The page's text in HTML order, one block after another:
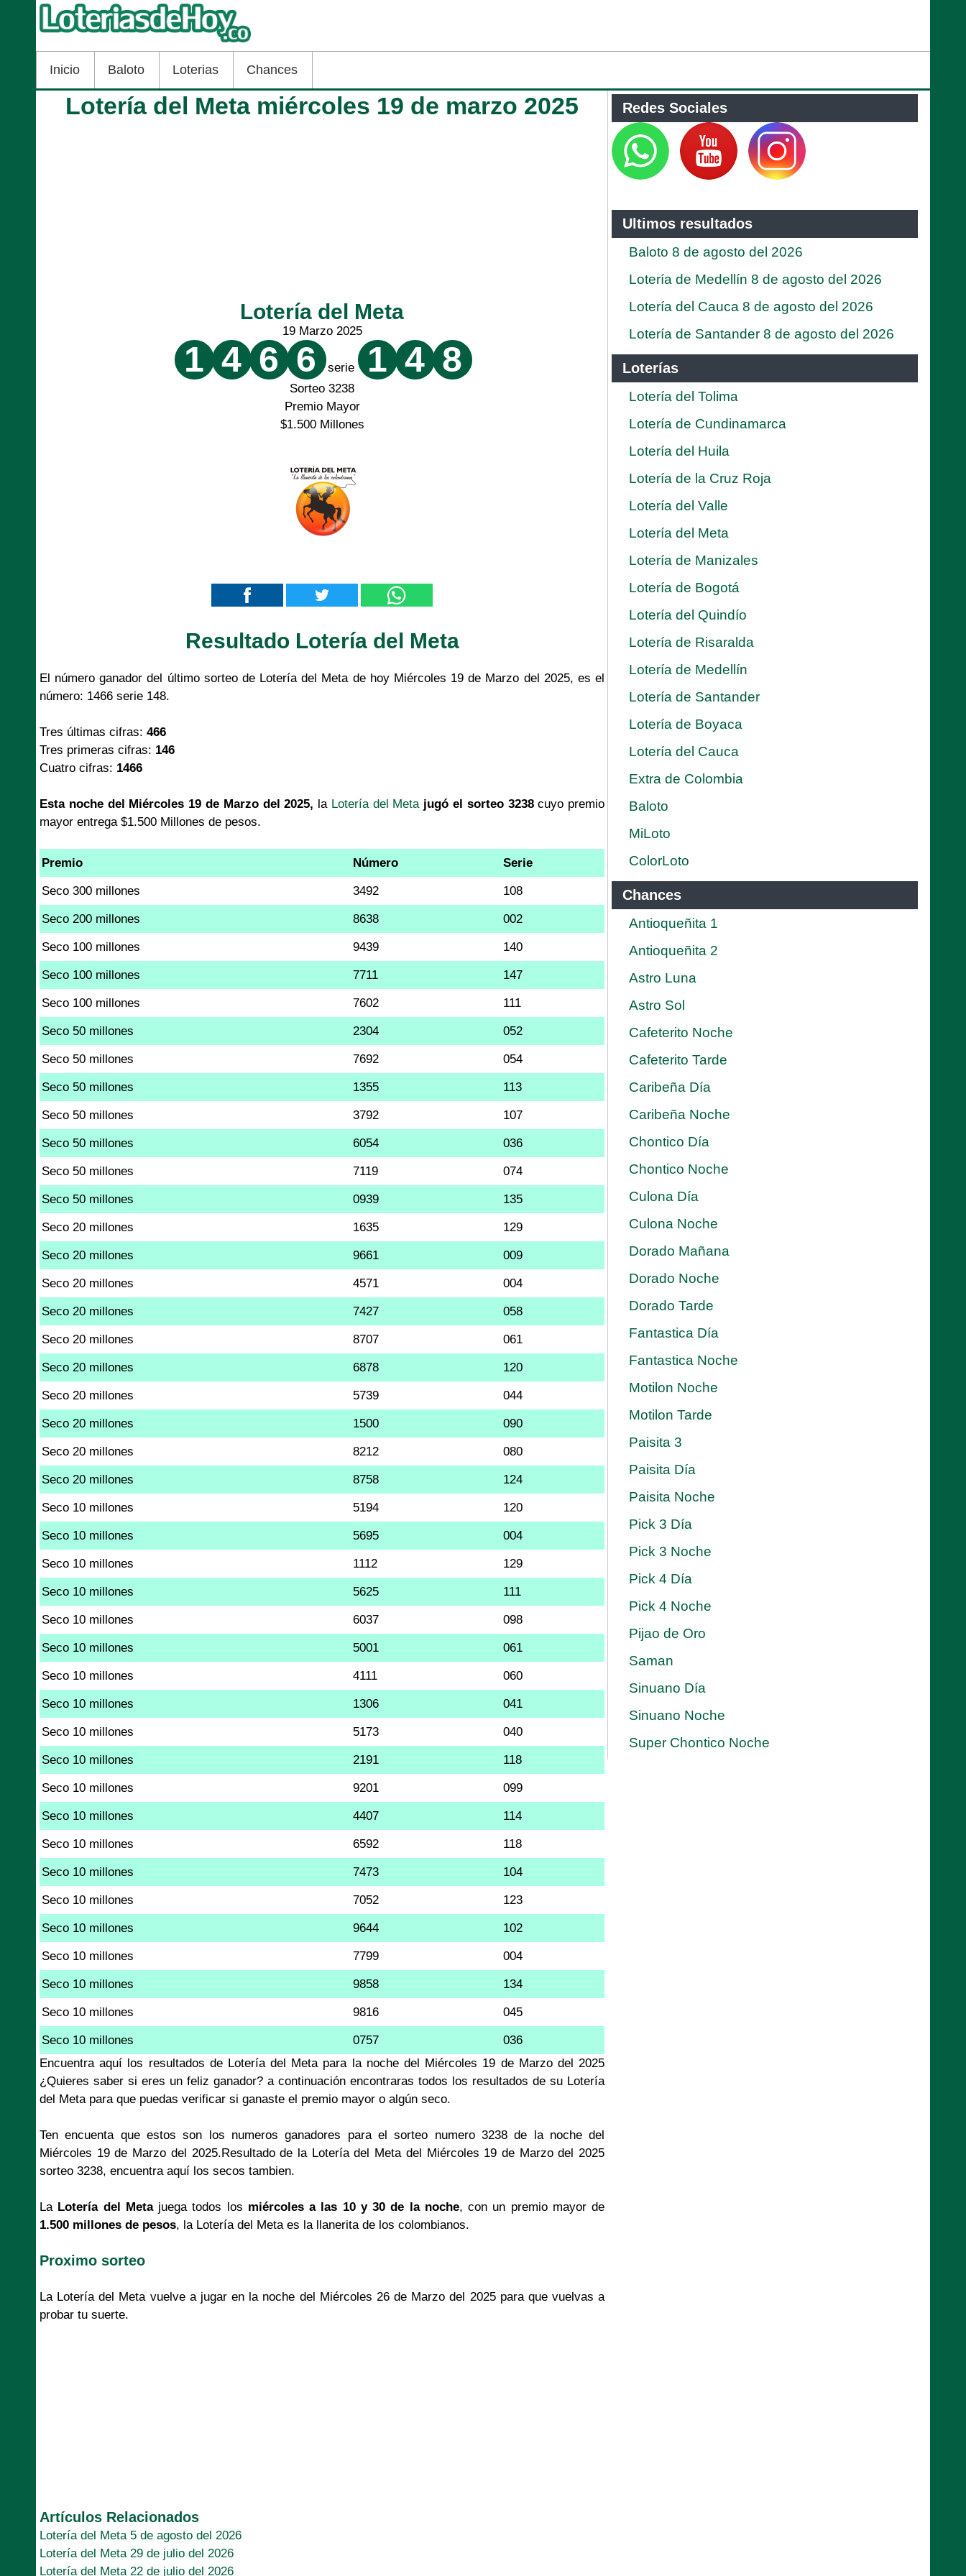
Inicio Baloto Loterias Chances
Lotería del Meta miércoles 19 de marzo 2025
Lotería del Meta
19 Marzo 2025
1 4 6 6 serie 1 4 8
Sorteo 3238
Premio Mayor
$1.500 Millones
Resultado Lotería del Meta
El número ganador del último sorteo de Lotería del Meta de hoy Miércoles 19 de Marzo del 2025, es el
número: 1466 serie 148.
Tres últimas cifras: 466
Tres primeras cifras: 146
Cuatro cifras: 1466
Esta noche del Miércoles 19 de Marzo del 2025, la Lotería del Meta jugó el sorteo 3238cuyo premio
mayor entrega $1.500 Millones de pesos.
Premio Número Serie
Seco 300 millones 3492 108
Seco 200 millones 8638 002
Seco 100 millones 9439 140
Seco 100 millones 7711 147
Seco 100 millones 7602 111
Seco 50 millones 2304 052
Seco 50 millones 7692 054
Seco 50 millones 1355 113
Seco 50 millones 3792 107
Seco 50 millones 6054 036
Seco 50 millones 7119 074
Seco 50 millones 0939 135
Seco 20 millones 1635 129
Seco 20 millones 9661 009
Seco 20 millones 4571 004
Seco 20 millones 7427 058
Seco 20 millones 8707 061
Seco 20 millones 6878 120
Seco 20 millones 5739 044
Seco 20 millones 1500 090
Seco 20 millones 8212 080
Seco 20 millones 8758 124
Seco 10 millones 5194 120
Seco 10 millones 5695 004
Seco 10 millones 1112 129
Seco 10 millones 5625 111
Seco 10 millones 6037 098
Seco 10 millones 5001 061
Seco 10 millones 4111 060
Seco 10 millones 1306 041
Seco 10 millones 5173 040
Seco 10 millones 2191 118
Seco 10 millones 9201 099
Seco 10 millones 4407 114
Seco 10 millones 6592 118
Seco 10 millones 7473 104
Seco 10 millones 7052 123
Seco 10 millones 9644 102
Seco 10 millones 7799 004
Seco 10 millones 9858 134
Seco 10 millones 9816 045
Seco 10 millones 0757
036
Encuentra aquí los resultados de Lotería del Meta para la noche del Miércoles 19 de Marzo del 2025
¿Quieres saber si eres un feliz ganador? a continuación encontraras todos los resultados de su Lotería
del Meta para que puedas verificar si ganaste el premio mayor o algún seco.
Ten encuenta que estos son los numeros ganadores para el sorteo numero 3238 de la noche del
Miércoles 19 de Marzo del 2025.Resultado de la Lotería del Meta del Miércoles 19 de Marzo del 2025
sorteo 3238, encuentra aquí los secos tambien.
La Lotería del Metajuega todos los miércoles a las 10 y 30 de la noche, con un premio mayor de
1.500 millones de pesos, la Lotería del Meta es la llanerita de los colombianos.
Proximo sorteo
La Lotería del Meta vuelve a jugar en la noche del Miércoles 26 de Marzo del 2025 para que vuelvas a
probar tu suerte.
Artículos Relacionados
Lotería del Meta 5 de agosto del 2026
Lotería del Meta 29 de julio del 2026
Lotería del Meta 22 de julio del 2026
Redes Sociales
Ultimos resultados
Baloto 8 de agosto del 2026
Lotería de Medellín 8 de agosto del 2026
Lotería del Cauca 8 de agosto del 2026
Lotería de Santander 8 de agosto del 2026
Loterías
Lotería del Tolima
Lotería de Cundinamarca
Lotería del Huila
Lotería de la Cruz Roja
Lotería del Valle
Lotería del Meta
Lotería de Manizales
Lotería de Bogotá
Lotería del Quindío
Lotería de Risaralda
Lotería de Medellín
Lotería de Santander
Lotería de Boyaca
Lotería del Cauca
Extra de Colombia
Baloto
MiLoto
ColorLoto
Chances
Antioqueñita 1
Antioqueñita 2
Astro Luna
Astro Sol
Cafeterito Noche
Cafeterito Tarde
Caribeña Día
Caribeña Noche
Chontico Día
Chontico Noche
Culona Día
Culona Noche
Dorado Mañana
Dorado Noche
Dorado Tarde
Fantastica Día
Fantastica Noche
Motilon Noche
Motilon Tarde
Paisita 3
Paisita Día
Paisita Noche
Pick 3 Día
Pick 3 Noche
Pick 4 Día
Pick 4 Noche
Pijao de Oro
Saman
Sinuano Día
Sinuano Noche
Super Chontico Noche